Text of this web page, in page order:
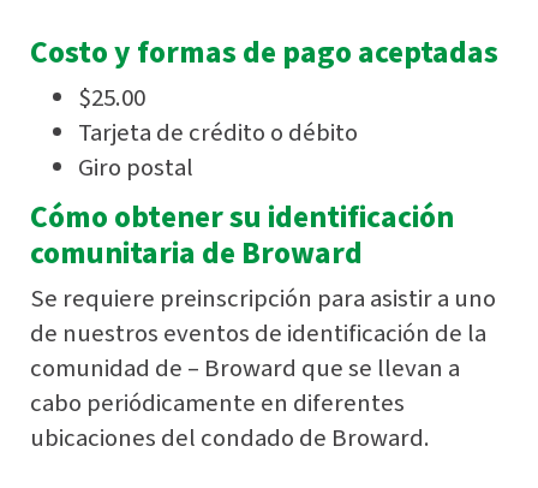
Costo y formas de pago aceptadas
$25.00
Tarjeta de crédito o débito
Giro postal
Cómo obtener su identificación
comunitaria de Broward
Se requiere preinscripción para asistir a uno
de nuestros eventos de identificación de la
comunidad de – Broward que se llevan a
cabo periódicamente en diferentes
ubicaciones del condado de Broward.